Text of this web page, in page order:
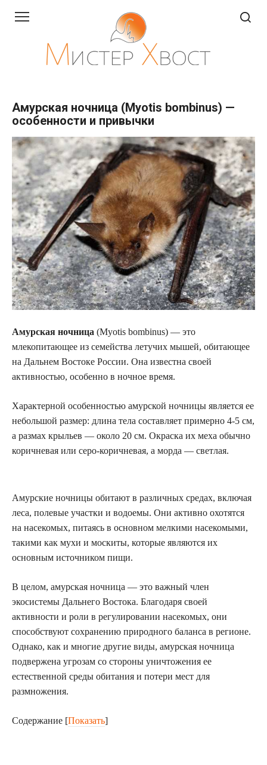
Амурская ночница (Myotis bombinus) —
особенности и привычки
Амурская ночница (Myotis bombinus) — это
млекопитающее из семейства летучих мышей, обитающее
на Дальнем Востоке России. Она известна своей
активностью, особенно в ночное время.
Характерной особенностью амурской ночницы является ее
небольшой размер: длина тела составляет примерно 4-5 см,
а размах крыльев — около 20 см. Окраска их меха обычно
коричневая или серо-коричневая, а морда — светлая.
Амурские ночницы обитают в различных средах, включая
леса, полевые участки и водоемы. Они активно охотятся
на насекомых, питаясь в основном мелкими насекомыми,
такими как мухи и москиты, которые являются их
основным источником пищи.
В целом, амурская ночница — это важный член
экосистемы Дальнего Востока. Благодаря своей
активности и роли в регулировании насекомых, они
способствуют сохранению природного баланса в регионе.
Однако, как и многие другие виды, амурская ночница
подвержена угрозам со стороны уничтожения ее
естественной среды обитания и потери мест для
размножения.
Содержание [Показать]